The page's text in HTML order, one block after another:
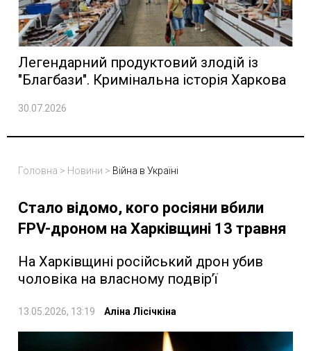
Легендарний продуктовий злодій із
"Благбази". Кримінальна історія Харкова
30.07.2026
Головна > Новини > Війна в Україні
Стало відомо, кого росіяни вбили
FPV-дроном на Харківщині 13 травня
На Харківщині російський дрон убив
чоловіка на власному подвір’ї
13.05.2026, 13:19 Аліна Лісічкіна